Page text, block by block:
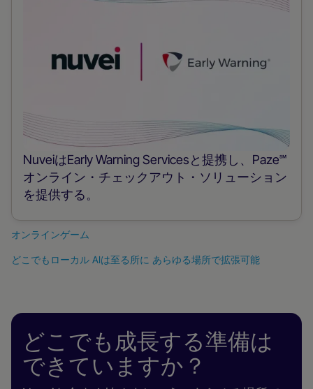
NuveiはEarly Warning Servicesと提携し、Paze℠
オンライン・チェックアウト・ソリューション
を提供する。
オンラインゲーム
オ
イ
どこでもローカル AIは至る所に あらゆる場所で拡張可能
どこでも成長する準備は
できていますか？